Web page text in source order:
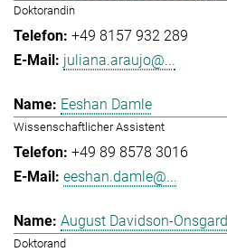
Doktorandin
+49 8157 932 289
juliana.araujo@...
Eeshan Damle
Wissenschaftlicher Assistent
+49 89 8578 3016
eeshan.damle@...
August Davidson-Onsgard
Doktorand